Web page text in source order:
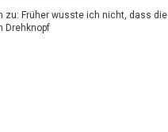
zu: Früher wusste ich nicht, dass die
Drehknopf